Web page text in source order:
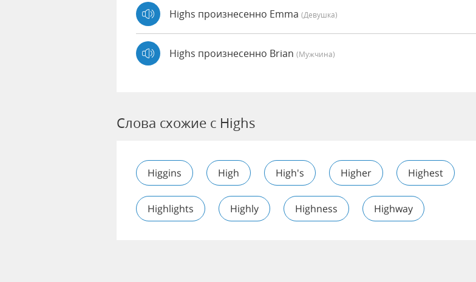
Highs произнесенно Emma (девушка)
Highs произнесенно Brian (мужчина)
Слова схожие с Highs
Higgins High High's Higher Highest
Highlights Highly Highness Highway